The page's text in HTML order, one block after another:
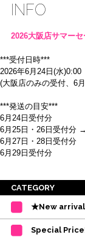
INFO
2026大阪店サマー
***受付日時***
2026年6月24日(水
(大阪店のみの受付、6
***発送の目安***
6月24日受付分 →
6月25日・26日受付分
6月27日・28日受付
6月29日受付分 →
※ご注意
間を目安として下さい。
(目安は多少ずれこむ
・在庫の確保は発送の
CATEGORY
★New
Special